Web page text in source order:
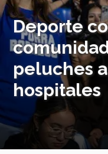
Deporte
peluches
hospitales